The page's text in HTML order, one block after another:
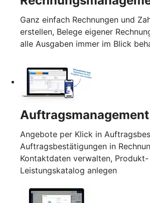
Ganz einfach Rechnungen und
erstellen, Belege eigener
alle Ausgaben immer im Blick
Auftragsmanagement
Angebote per Klick in
Auftragsbestätigungen in
Kontaktdaten verwalten,
Leistungskatalog anlegen